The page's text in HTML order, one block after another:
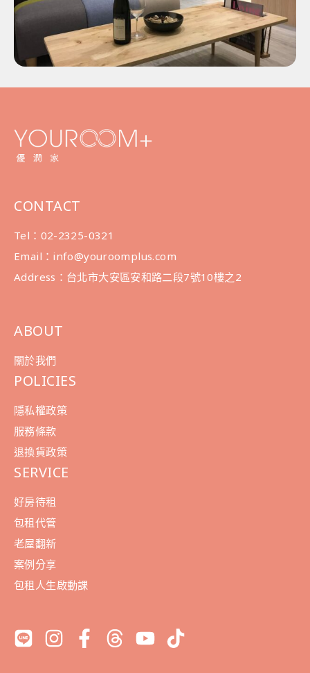
CONTACT
Tel：02-2325-0321
Email：info@youroomplus.com
Address：台北市大安區安和路二段7號10樓之2
ABOUT
關於我們
POLICIES
隱私權政策
服務條款
退換貨政策
SERVICE
好房待租
包租代管
老屋翻新
案例分享
包租人生啟動課